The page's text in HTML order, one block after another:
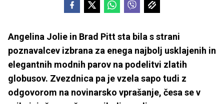
Angelina Jolie in Brad Pitt sta bila s strani
poznavalcev izbrana za enega najbolj usklajenih in
elegantnih modnih parov na podelitvi zlatih
globusov. Zvezdnica pa je vzela sapo tudi z
odgovorom na novinarsko vprašanje, česa se v